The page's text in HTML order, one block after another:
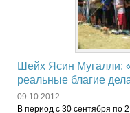
Шейх Ясин Мугалли:
реальные благие
09.10.2012
В период с 30 сентября по